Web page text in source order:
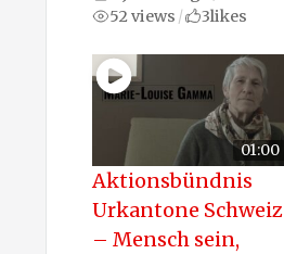
52 views / 3likes
01:00
Aktionsbündnis
Urkantone Schweiz
– Mensch sein,